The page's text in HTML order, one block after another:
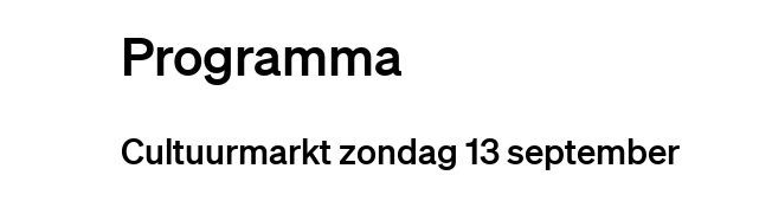
Programma
Cultuurmarkt zondag 13 september